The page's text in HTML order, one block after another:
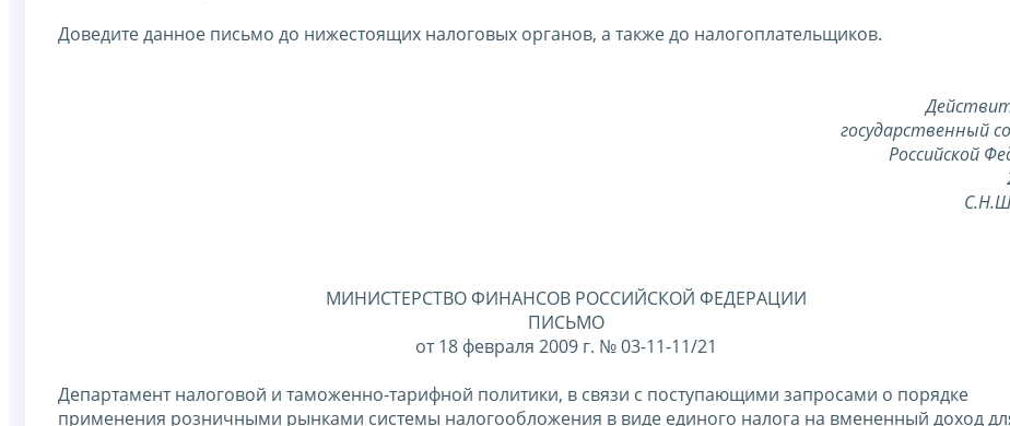
Доведите данное письмо до нижестоящих налоговых органов, а также до налогоплательщиков.
государственный
Российской
МИНИСТЕРСТВО ФИНАНСОВ РОССИЙСКОЙ ФЕДЕРАЦИИ
ПИСЬМО
от 18 февраля 2009 г. № 03-11-11/21
Департамент налоговой и таможенно-тарифной политики, в связи с поступающими запросами о порядке
применения розничными рынками системы налогообложения в виде единого налога на вмененный доход